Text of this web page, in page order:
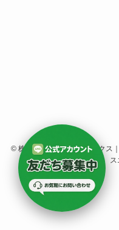
© 株式会社クリエイトボックス
ス